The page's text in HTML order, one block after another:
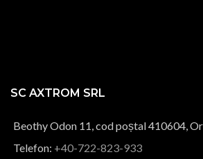
SC AXTROM SRL
Beothy Odon 11, cod poștal 410604,
Telefon: +40-722-823-933